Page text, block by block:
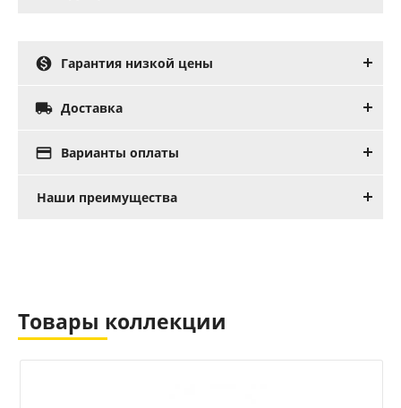
 Гарантия низкой цены
 Доставка
 Варианты оплаты
Наши преимущества
Товары коллекции